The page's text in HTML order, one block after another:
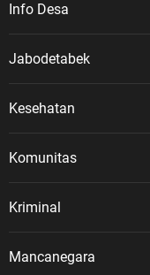
Info Desa
Jabodetabek
Kesehatan
Komunitas
Kriminal
Mancanegara